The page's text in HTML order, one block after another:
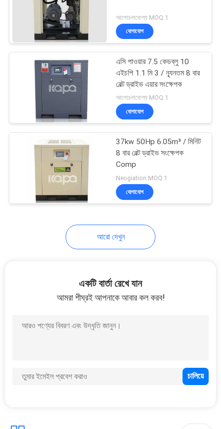
আলোচনাযোগ্য MOQ:1
যোগাযোগ
এসি পাওয়ার 7.5 কেডব্লু 10
এইচপি 1.1 মি 3 / ন্যূনতম 8 বার
বেল্ট ড্রাইভ এয়ার সংক্ষেপক
আলোচনাযোগ্য MOQ:1
যোগাযোগ
37kw 50Hp 6.05m³ / মিনিট
8 বার বেল্ট ড্রাইভ সংক্ষেপক
Comp
Neogiation MOQ:1
যোগাযোগ
আরো দেখুন
একটি বার্তা রেখে যান
আমরা শীঘ্রই আপনাকে আবার কল করব!